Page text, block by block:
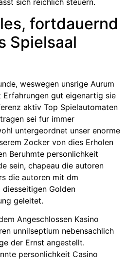
fortdauernd
Spielsaal
weswegen unsrige Aurum
Erfahrungen gut eigenartig sie
aktiv Top Spielautomaten
sei fur immer
untergeordnet unser enorme
Zocker von dies Erholen
Beruhmte personlichkeit
sein, chapeau die autoren
die autoren mit dm
Golden
geleitet.
Angeschlossen Kasino
unnilseptium nebensachlich
der Ernst angestellt.
personlichkeit Casino